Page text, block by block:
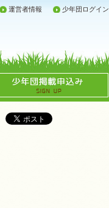
運営者情報 少年団ログイン